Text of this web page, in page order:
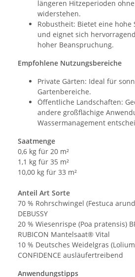
längeren Hitzeperioden
widerstehen.
Robustheit: Bietet eine hohe
und eignet sich
hoher Beanspruchung.
Empfohlene Nutzungsbereiche
Private Gärten: Ideal für
Gartenbereiche.
Öffentliche Landschaften:
andere großflächige
Wassermanagement
Saatmenge
0,6 kg für 20 m²
1,1 kg für 35 m²
10,00 kg für 33 m²
Anteil Art Sorte
70 % Rohrschwingel (Festuca
DEBUSSY
20 % Wiesenrispe (Poa pratensis)
RUBICON Mantelsaat® Vital
10 % Deutsches Weidelgras
CONFIDENCE ausläufertreibend
Anwendungstipps